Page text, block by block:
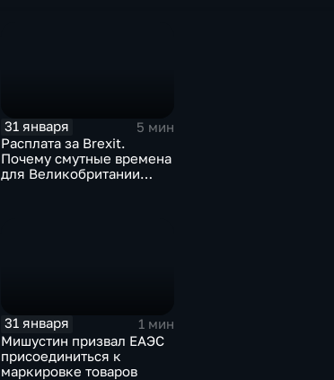
31 января
5 мин
Расплата за Brexit.
Почему смутные времена
для Великобритании
31 января
1 мин
Мишустин призвал ЕАЭС
присоединиться к
маркировке товаров